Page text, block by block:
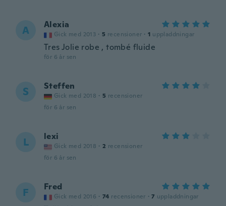
A Alexia
Gick med 2013 · 5 recensioner · 1 uppladdningar
Tres Jolie robe , tombé fluide
för 6 år sen
S Steffen
Gick med 2018 · 5 recensioner
för 6 år sen
L lexi
Gick med 2018 · 2 recensioner
för 6 år sen
F Fred
Gick med 2016 · 74 recensioner · 7 uppladdningar